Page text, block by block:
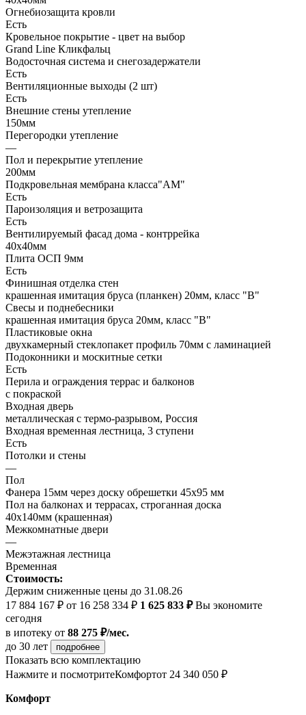
Огнебиозащита кровли
Есть
Кровельное покрытие - цвет на выбор
Grand Line Кликфальц
Водосточная система и снегозадержатели
Есть
Вентиляционные выходы (2 шт)
Есть
Внешние стены утепление
150мм
Перегородки утепление
—
Пол и перекрытие утепление
200мм
Подкровельная мембрана класса"АМ"
Есть
Пароизоляция и ветрозащита
Есть
Вентилируемый фасад дома - контррейка
40х40мм
Плита ОСП 9мм
Есть
Финишная отделка стен
крашенная имитация бруса (планкен) 20мм, класс "В"
Свесы и поднебесники
крашенная имитация бруса 20мм, класс "В"
Пластиковые окна
двухкамерный стеклопакет профиль 70мм с ламинацией
Подоконники и москитные сетки
Есть
Перила и ограждения террас и балконов
с покраской
Входная дверь
металлическая с термо-разрывом, Россия
Входная временная лестница, 3 ступени
Есть
Потолки и стены
—
Пол
Фанера 15мм через доску обрешетки 45х95 мм
Пол на балконах и террасах, строганная доска
40х140мм (крашенная)
Межкомнатные двери
—
Межэтажная лестница
Временная
Стоимость:
Держим сниженные цены до 31.08.26
17 884 167 ₽ от 16 258 334 ₽ 1 625 833 ₽Вы экономите
сегодня
в ипотеку от 88 275 ₽/мес.
до 30 лет
подробнее
Показать всю комплектацию
Нажмите и посмотритеКомфортот 24 340 050 ₽
Комфорт